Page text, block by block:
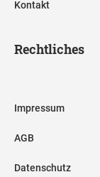
Kontakt
Rechtliches
Impressum
AGB
Datenschutz